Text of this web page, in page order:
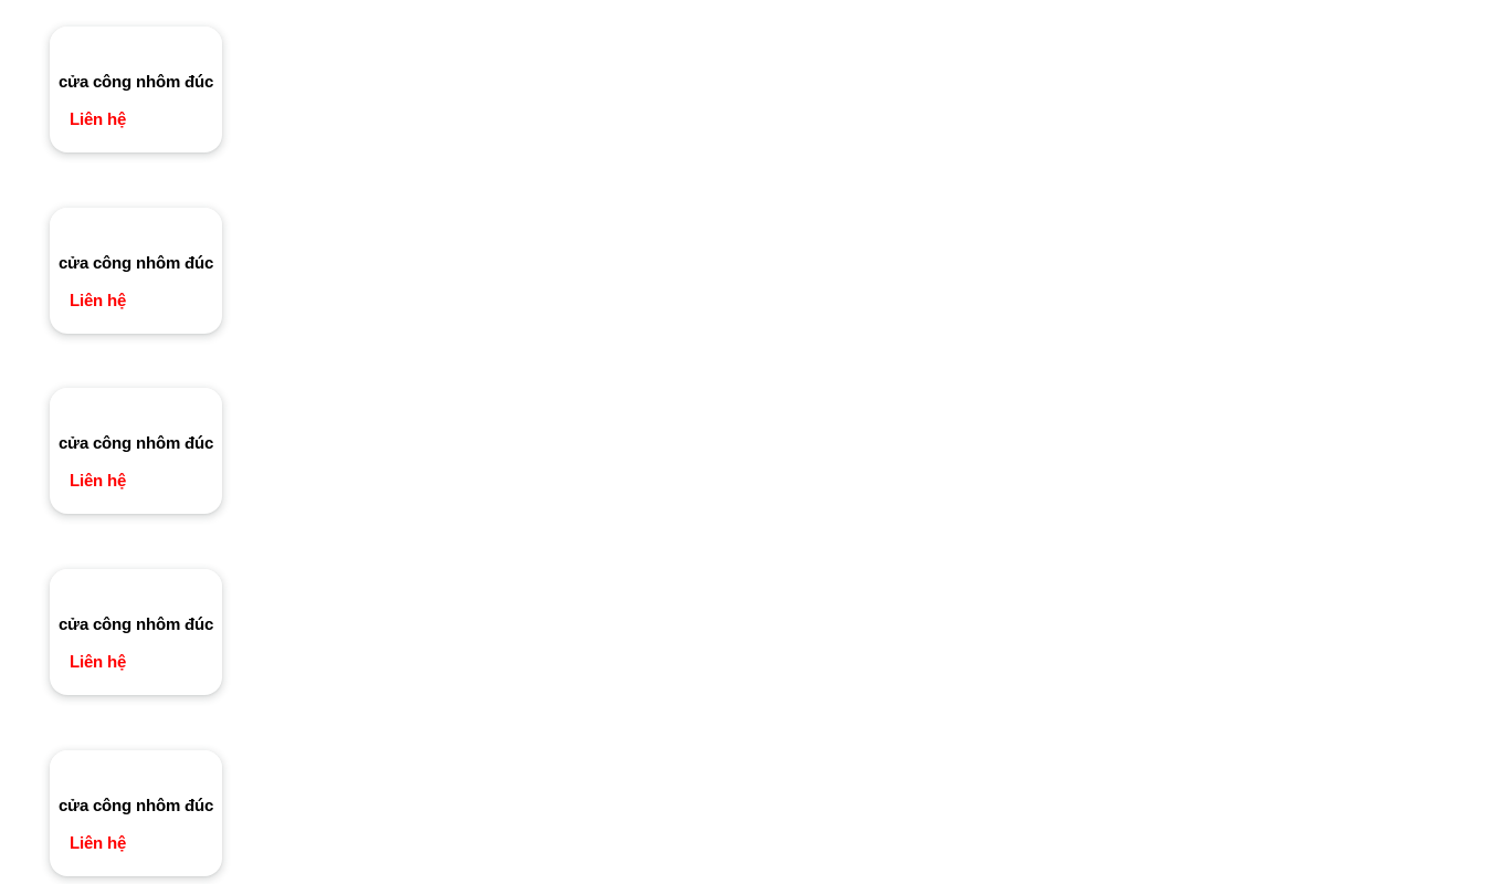
cửa công nhôm đúc
Liên hệ
cửa công nhôm đúc
Liên hệ
cửa công nhôm đúc
Liên hệ
cửa công nhôm đúc
Liên hệ
cửa công nhôm đúc
Liên hệ